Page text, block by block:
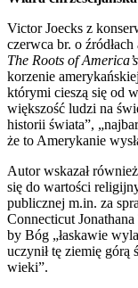
Victor Joecks z
czerwca br. o
The Roots of
korzenie
którymi cieszą się od
większość ludzi na
historii świata”,
że to Amerykanie
Autor wskazał
się do wartości
publicznej m.in. za
Connecticut
by Bóg „łaskawie
uczynił tę ziemię górą
wieki”.